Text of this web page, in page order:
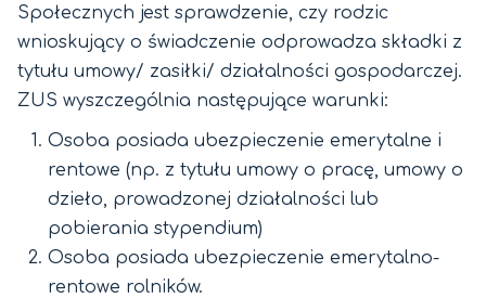
Społecznych jest sprawdzenie, czy rodzic
wnioskujący o świadczenie odprowadza składki z
tytułu umowy/ zasiłki/ działalności gospodarczej.
ZUS wyszczególnia następujące warunki:
Osoba posiada ubezpieczenie emerytalne i
rentowe (np. z tytułu umowy o pracę, umowy o
dzieło, prowadzonej działalności lub
pobierania stypendium)
Osoba posiada ubezpieczenie emerytalno-
rentowe rolników.